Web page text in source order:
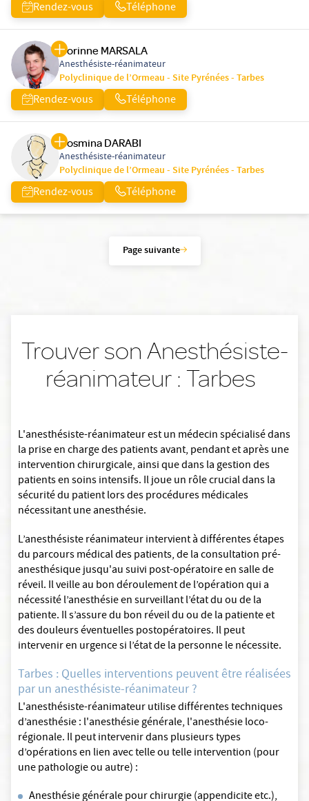
Rendez-vous Téléphone
Corinne MARSALA
Anesthésiste-réanimateur
Polyclinique de l’Ormeau - Site Pyrénées - Tarbes
Rendez-vous Téléphone
Cosmina DARABI
Anesthésiste-réanimateur
Polyclinique de l’Ormeau - Site Pyrénées - Tarbes
Rendez-vous Téléphone
Page suivante
Trouver son Anesthésiste-
réanimateur : Tarbes
L'anesthésiste-réanimateur est un médecin spécialisé dans
la prise en charge des patients avant, pendant et après une
intervention chirurgicale, ainsi que dans la gestion des
patients en soins intensifs. Il joue un rôle crucial dans la
sécurité du patient lors des procédures médicales
nécessitant une anesthésie.
L’anesthésiste réanimateur intervient à différentes étapes
du parcours médical des patients, de la consultation pré-
anesthésique jusqu'au suivi post-opératoire en salle de
réveil. Il veille au bon déroulement de l’opération qui a
nécessité l’anesthésie en surveillant l’état du ou de la
patiente. Il s’assure du bon réveil du ou de la patiente et
des douleurs éventuelles postopératoires. Il peut
intervenir en urgence si l’état de la personne le nécessite.
Tarbes : Quelles interventions peuvent être réalisées
par un anesthésiste-réanimateur ?
L'anesthésiste-réanimateur utilise différentes techniques
d’anesthésie : l'anesthésie générale, l'anesthésie loco-
régionale. Il peut intervenir dans plusieurs types
d’opérations en lien avec telle ou telle intervention (pour
une pathologie ou autre) :
Anesthésie générale pour chirurgie (appendicite etc.),